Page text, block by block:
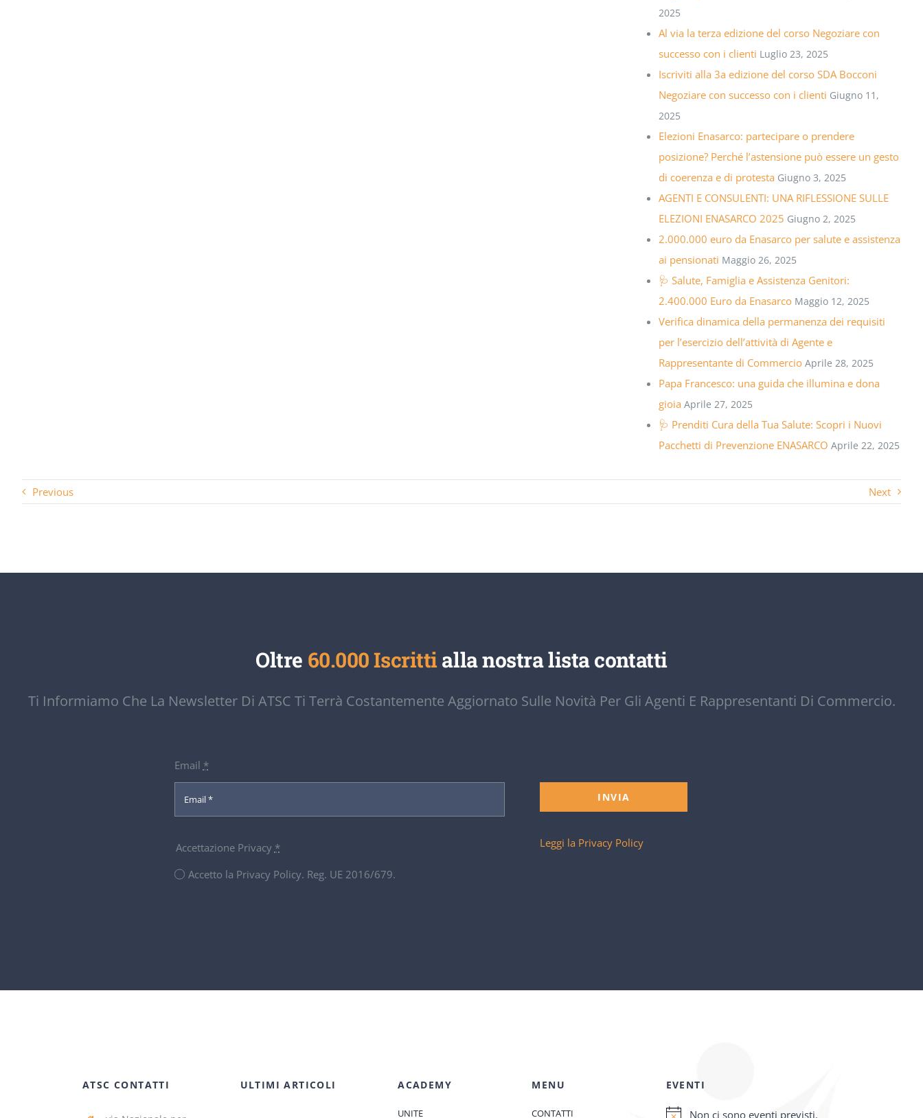
2025
Al via la terza edizione del corso Negoziare con
successo con i clienti Luglio 23, 2025
Iscriviti alla 3a edizione del corso SDA Bocconi
Negoziare con successo con i clienti Giugno 11,
2025
Elezioni Enasarco: partecipare o prendere
posizione? Perché l’astensione può essere un gesto
di coerenza e di protesta Giugno 3, 2025
AGENTI E CONSULENTI: UNA RIFLESSIONE SULLE
ELEZIONI ENASARCO 2025 Giugno 2, 2025
2.000.000 euro da Enasarco per salute e assistenza
ai pensionati Maggio 26, 2025
🩺 Salute, Famiglia e Assistenza Genitori:
2.400.000 Euro da Enasarco Maggio 12, 2025
Verifica dinamica della permanenza dei requisiti
per l’esercizio dell’attività di Agente e
Rappresentante di Commercio Aprile 28, 2025
Papa Francesco: una guida che illumina e dona
gioia Aprile 27, 2025
🩺 Prenditi Cura della Tua Salute: Scopri i Nuovi
Pacchetti di Prevenzione ENASARCO Aprile 22, 2025
Previous Next
Oltre 60.000 Iscrittialla nostra lista contatti
Ti Informiamo Che La Newsletter Di ATSC Ti Terrà Costantemente Aggiornato Sulle Novità Per Gli Agenti E Rappresentanti Di Commercio.
Email *
Accettazione Privacy *
Accetto la Privacy Policy. Reg. UE 2016/679.
INVIA
Leggi la Privacy Policy
ATSC CONTATTI ULTIMI ARTICOLI ACADEMY
UNITE
MENU
CONTATTI
EVENTI
Non ci sono eventi previsti.